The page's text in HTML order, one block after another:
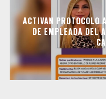
ACTIVAN PROTOCOLO
DE EMPLEADA DEL